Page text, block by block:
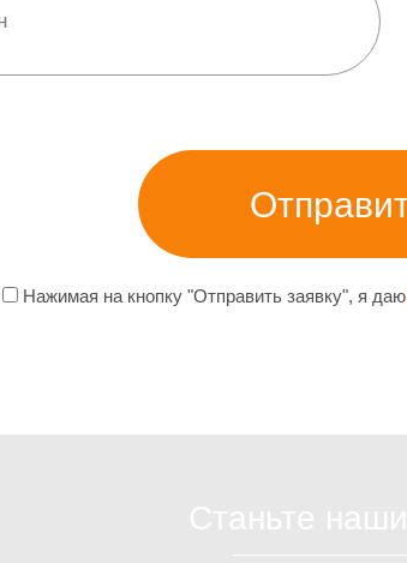
Нажимая на кнопку "Отправить заявку", я даю